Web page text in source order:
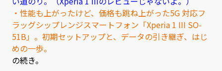
・性能も上がったけど、価格も跳ね上がった5G 対応フ
ラッグシップレンジスマートフォン「Xperia 1 III SO-
51B」。初期セットアップと、データの引き継ぎ、はじ
めの一歩。
の続き。